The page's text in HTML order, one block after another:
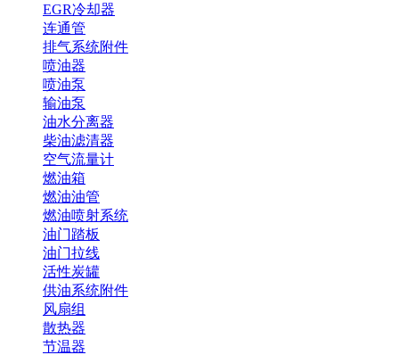
EGR冷却器
连通管
排气系统附件
喷油器
喷油泵
输油泵
油水分离器
柴油滤清器
空气流量计
燃油箱
燃油油管
燃油喷射系统
油门踏板
油门拉线
活性炭罐
供油系统附件
风扇组
散热器
节温器